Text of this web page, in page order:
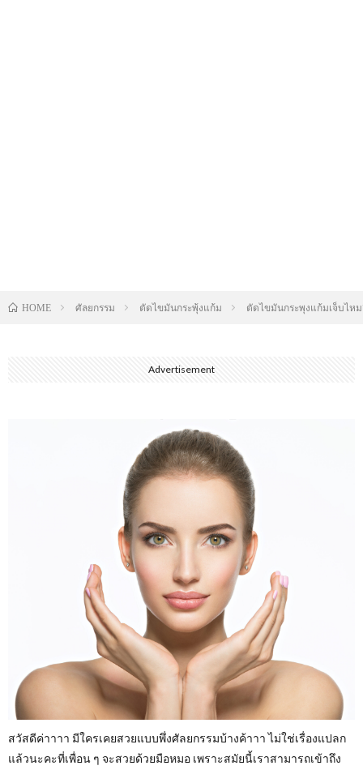
HOME ศัลยกรรม ตัดไขมันกระพุ้งแก้ม ตัดไขมันกระพุงแก้มเจ็บไห
Advertisement
สวัสดีค่าาาา มีใครเคยสวยแบบพึ่งศัลยกรรมบ้างค้าาา ไม่ใช่เรื่องแปลก
แล้วนะคะที่เพื่อน ๆ จะสวยด้วยมือหมอ เพราะสมัยนี้เราสามารถเข้าถึง